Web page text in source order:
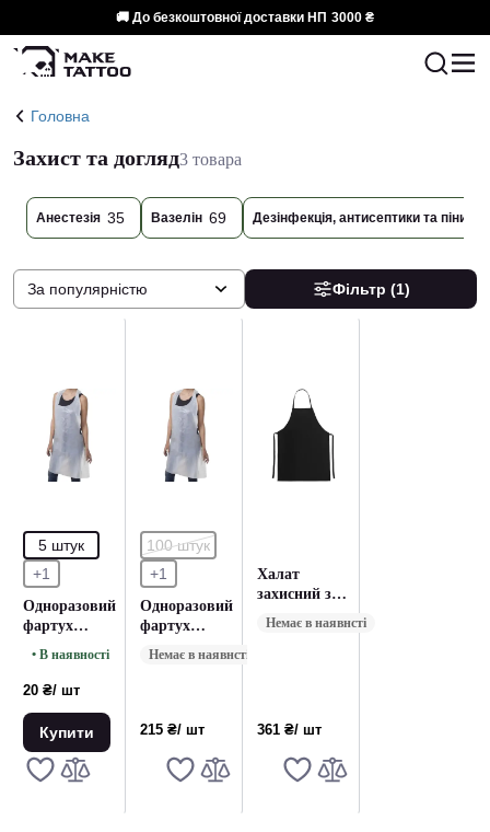
🚚 До безкоштовної доставки НП 3000 ₴
Головна
Захист та догляд3 товара
Анестезія 35 Вазелін 69 Дезінфекція, антисептики та піни
Фільтр (1)
За популярністю
5 штук
+1
Одноразовий
фартух
поліетиленовий
• В наявності
20 ₴/ шт
Купити
100 штук
+1
Одноразовий
фартух
поліетиленовий
Немає в наявнсті
215 ₴/ шт
Халат
захисний з
PU шкіри
Немає в наявнсті
361 ₴/ шт